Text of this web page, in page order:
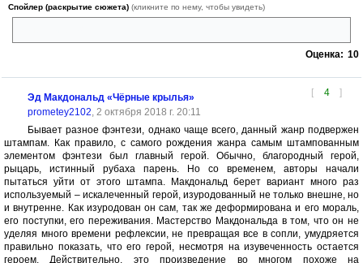
Спойлер (раскрытие сюжета) (кликните по нему, чтобы увидеть)
Оценка: 10
[ 4 ]
Эд Макдональд «Чёрные крылья»
prometey2102, 2 октября 2018 г. 20:11
Бывает разное фэнтези, однако чаще всего, данный жанр подвержен
штампам. Как правило, с самого рождения жанра самым штампованным
элементом фэнтези был главный герой. Обычно, благородный герой,
рыцарь, истинный рубаха парень. Но со временем, авторы начали
пытаться уйти от этого штампа. Макдональд берет вариант много раз
используемый – искалеченный герой, изуродованный не только внешне, но
и внутренне. Как изуродован он сам, так же деформирована и его мораль,
его поступки, его переживания. Мастерство Макдональда в том, что он не
уделяя много времени рефлексии, не превращая все в сопли, умудряется
правильно показать, что его герой, несмотря на изувеченность остается
героем. Действительно, это произведение во многом похоже на